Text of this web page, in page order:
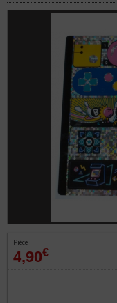
Pièce
4,90€